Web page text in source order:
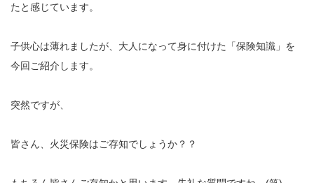
たと感じています。
子供心は薄れましたが、大人になって身に付けた「保険知識」を
今回ご紹介します。
突然ですが、
皆さん、火災保険はご存知でしょうか？？